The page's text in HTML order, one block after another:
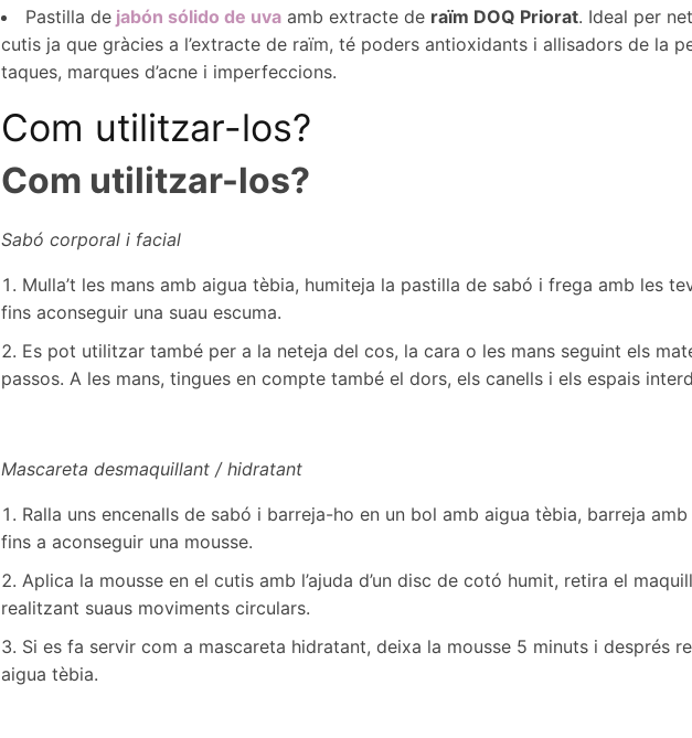
Pastilla de jabón sólido de uva amb extracte de raïm DOQ Priorat. Ideal per
cutis ja que gràcies a l’extracte de raïm, té poders antioxidants i allisadors de la
taques, marques d’acne i imperfeccions.
Com utilitzar-los?
Com utilitzar-los?
Sabó corporal i facial
Mulla’t les mans amb aigua tèbia, humiteja la pastilla de sabó i frega amb les
fins aconseguir una suau escuma.
Es pot utilitzar també per a la neteja del cos, la cara o les mans seguint els
passos. A les mans, tingues en compte també el dors, els canells i els espais
Mascareta desmaquillant / hidratant
Ralla uns encenalls de sabó i barreja-ho en un bol amb aigua tèbia, barreja
fins a aconseguir una mousse.
Aplica la mousse en el cutis amb l’ajuda d’un disc de cotó humit, retira el
realitzant suaus moviments circulars.
Si es fa servir com a mascareta hidratant, deixa la mousse 5 minuts i després
aigua tèbia.